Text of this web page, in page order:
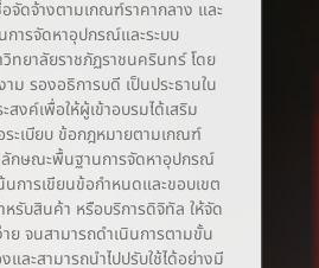
จัดจ้างตามเกณฑ์ราคากลาง และ
รจัดหาอุปกรณ์และระบบ
ทยาลัยราชภัฏราชนครินทร์ โดย
ม รองอธิการบดี เป็นประธานใน
งค์เพื่อให้ผู้เข้าอบรมได้เสริม
ระเบียบ ข้อกฎหมายตามเกณฑ์
กษณะพื้นฐานการจัดหาอุปกรณ์
การเขียนข้อกำหนดและขอบเขต
หรับสินค้า หรือบริการดิจิทัล ให้จัด
ย จนสามารถดำเนินการตามขั้น
ละสามารถนำไปปรับใช้ได้อย่างมี